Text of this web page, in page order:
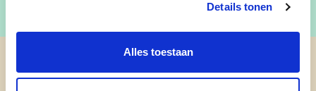
Details tonen
Alles toestaan
cd&v Aalter